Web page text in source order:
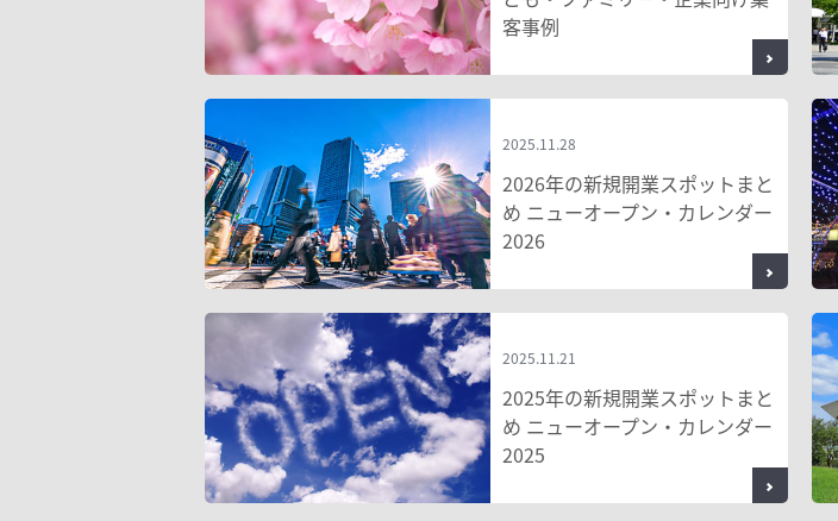
客事例
2025.11.28
2026年の新規開業スポットまと
め ニューオープン・カレンダー
2026
2025.11.21
2025年の新規開業スポットまと
め ニューオープン・カレンダー
2025